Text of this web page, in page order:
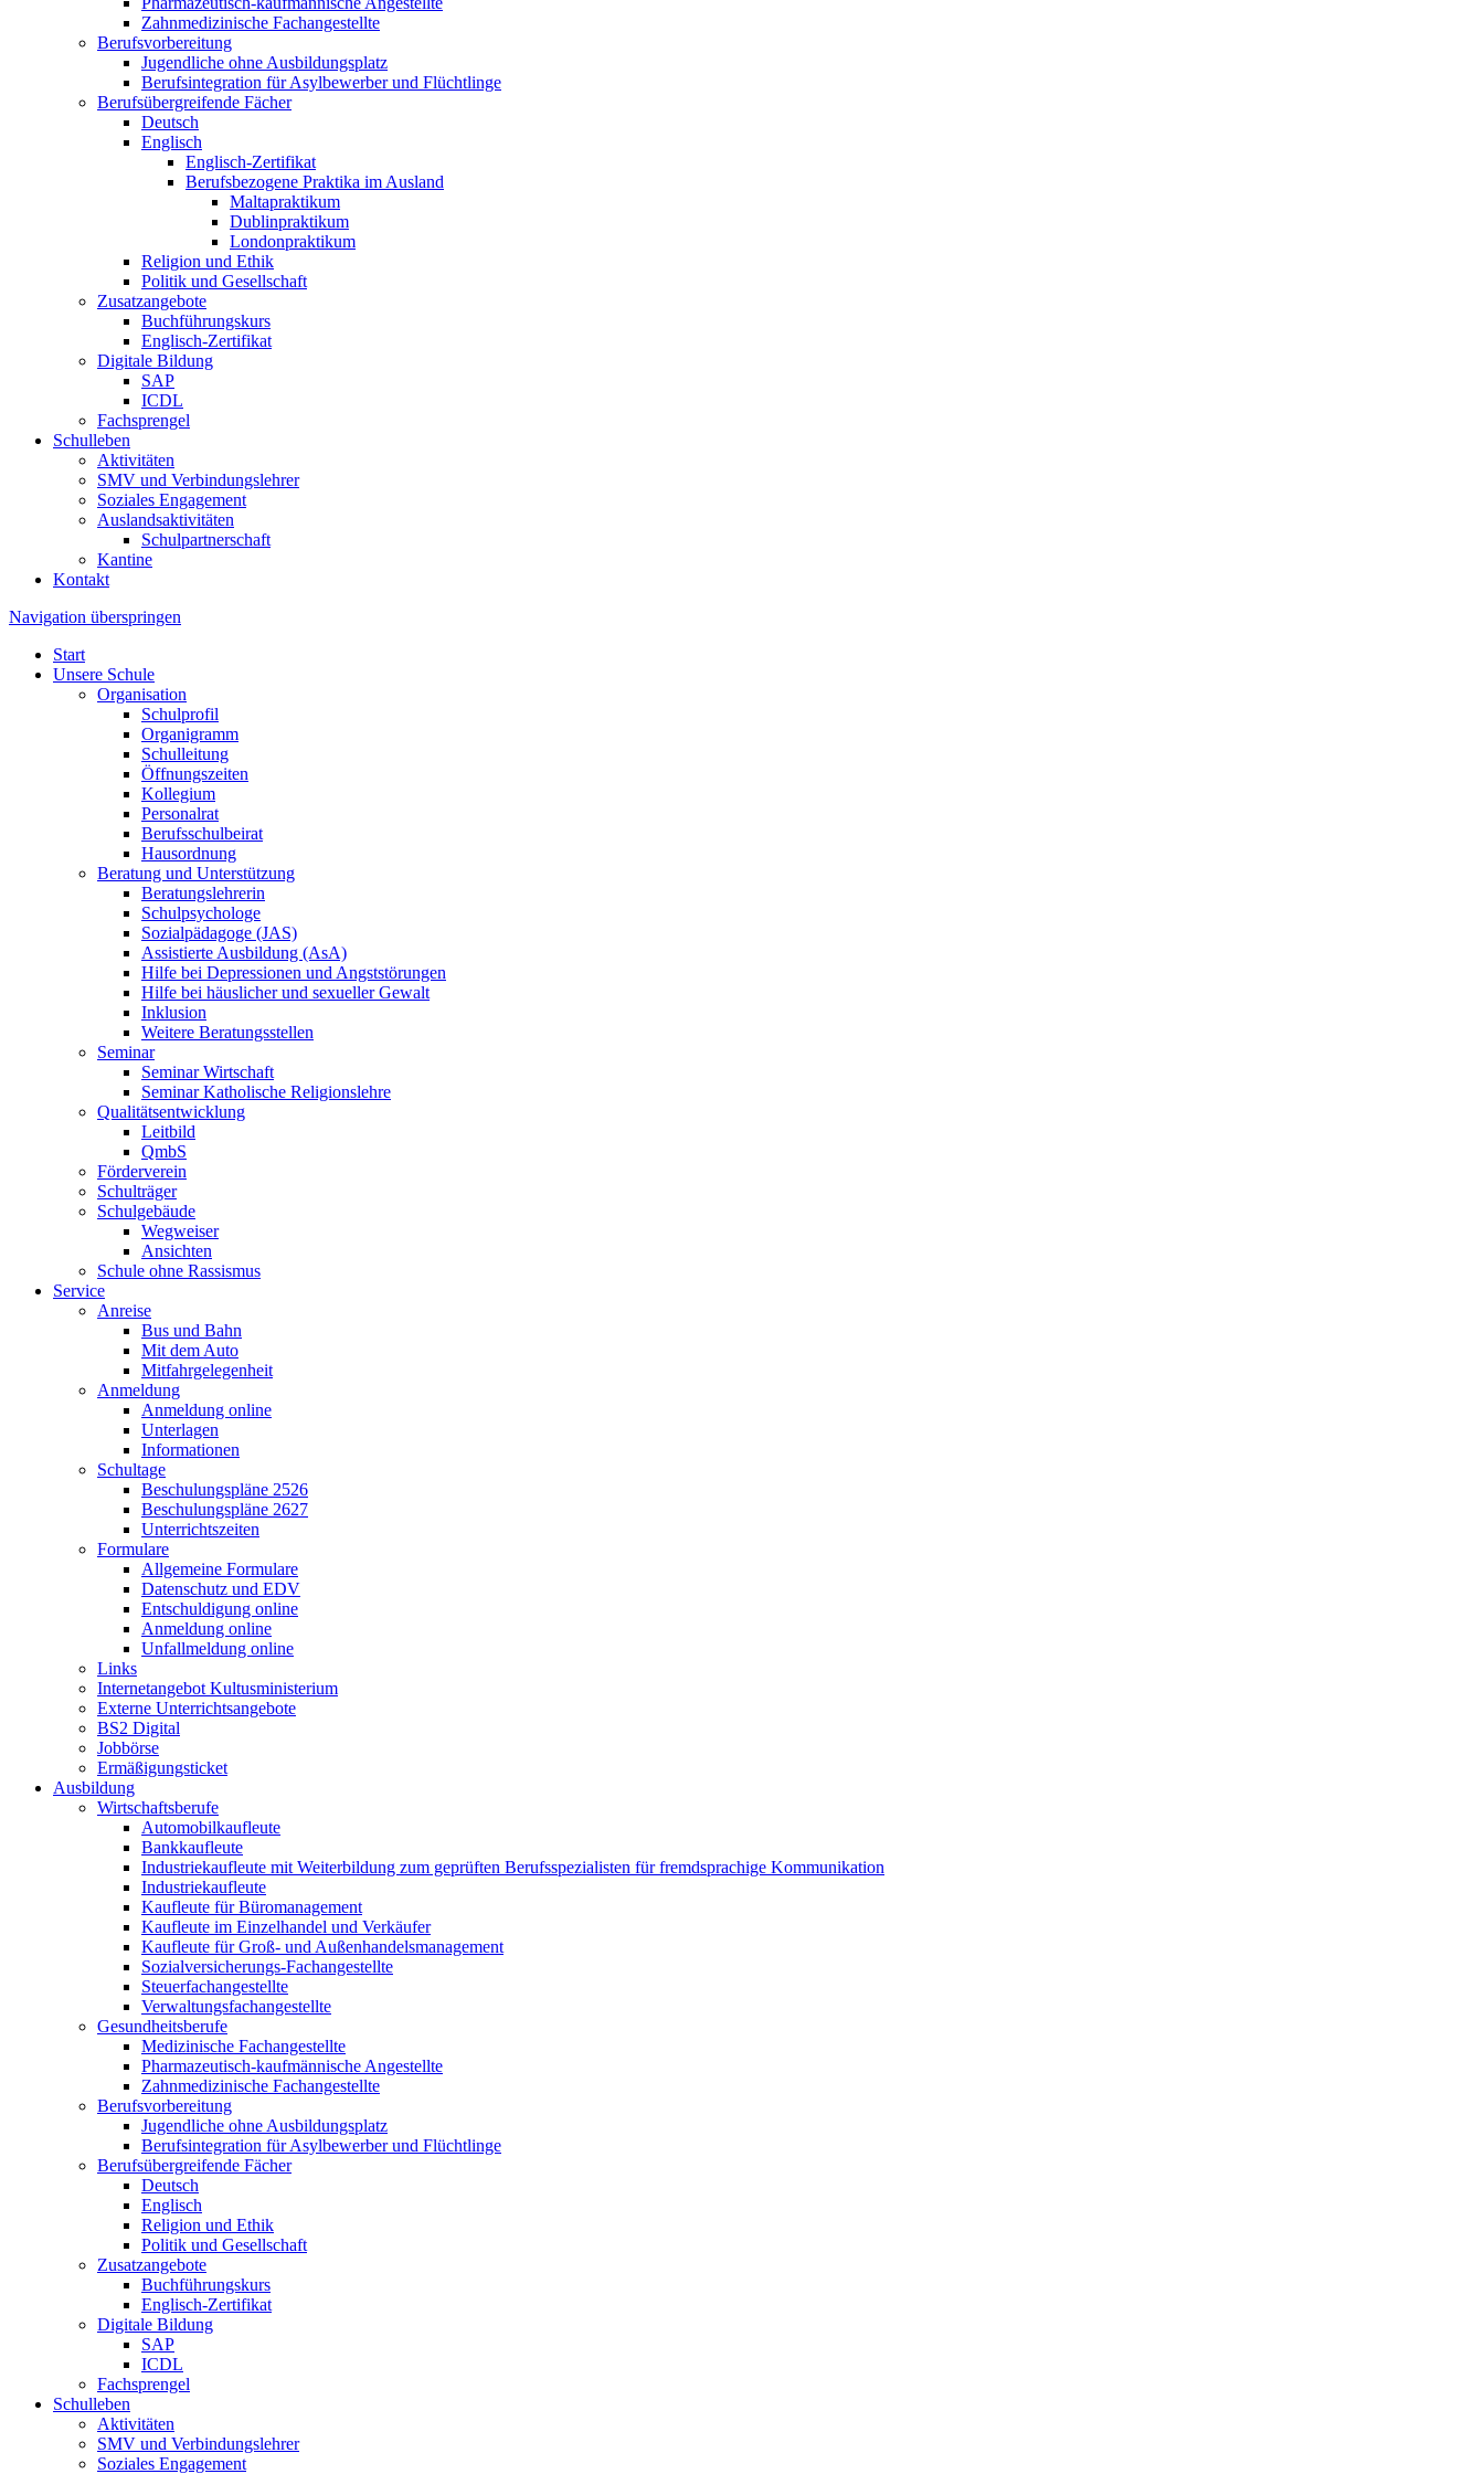
Zahnmedizinische Fachangestellte
Berufsvorbereitung
Jugendliche ohne Ausbildungsplatz
Berufsintegration für Asylbewerber und Flüchtlinge
Berufsübergreifende Fächer
Deutsch
Englisch
Englisch-Zertifikat
Berufsbezogene Praktika im Ausland
Maltapraktikum
Dublinpraktikum
Londonpraktikum
Religion und Ethik
Politik und Gesellschaft
Zusatzangebote
Buchführungskurs
Englisch-Zertifikat
Digitale Bildung
SAP
ICDL
Fachsprengel
Schulleben
Aktivitäten
SMV und Verbindungslehrer
Soziales Engagement
Auslandsaktivitäten
Schulpartnerschaft
Kantine
Kontakt
Navigation überspringen
Start
Unsere Schule
Organisation
Schulprofil
Organigramm
Schulleitung
Öffnungszeiten
Kollegium
Personalrat
Berufsschulbeirat
Hausordnung
Beratung und Unterstützung
Beratungslehrerin
Schulpsychologe
Sozialpädagoge (JAS)
Assistierte Ausbildung (AsA)
Hilfe bei Depressionen und Angststörungen
Hilfe bei häuslicher und sexueller Gewalt
Inklusion
Weitere Beratungsstellen
Seminar
Seminar Wirtschaft
Seminar Katholische Religionslehre
Qualitätsentwicklung
Leitbild
QmbS
Förderverein
Schulträger
Schulgebäude
Wegweiser
Ansichten
Schule ohne Rassismus
Service
Anreise
Bus und Bahn
Mit dem Auto
Mitfahrgelegenheit
Anmeldung
Anmeldung online
Unterlagen
Informationen
Schultage
Beschulungspläne 2526
Beschulungspläne 2627
Unterrichtszeiten
Formulare
Allgemeine Formulare
Datenschutz und EDV
Entschuldigung online
Anmeldung online
Unfallmeldung online
Links
Internetangebot Kultusministerium
Externe Unterrichtsangebote
BS2 Digital
Jobbörse
Ermäßigungsticket
Ausbildung
Wirtschaftsberufe
Automobilkaufleute
Bankkaufleute
Industriekaufleute mit Weiterbildung zum geprüften Berufsspezialisten für fremdsprachige Kommunikation
Industriekaufleute
Kaufleute für Büromanagement
Kaufleute im Einzelhandel und Verkäufer
Kaufleute für Groß- und Außenhandelsmanagement
Sozialversicherungs-Fachangestellte
Steuerfachangestellte
Verwaltungsfachangestellte
Gesundheitsberufe
Medizinische Fachangestellte
Pharmazeutisch-kaufmännische Angestellte
Zahnmedizinische Fachangestellte
Berufsvorbereitung
Jugendliche ohne Ausbildungsplatz
Berufsintegration für Asylbewerber und Flüchtlinge
Berufsübergreifende Fächer
Deutsch
Englisch
Religion und Ethik
Politik und Gesellschaft
Zusatzangebote
Buchführungskurs
Englisch-Zertifikat
Digitale Bildung
SAP
ICDL
Fachsprengel
Schulleben
Aktivitäten
SMV und Verbindungslehrer
Soziales Engagement